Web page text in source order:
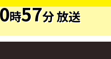
時57分 放送